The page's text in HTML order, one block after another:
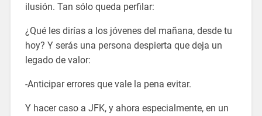
ilusión. Tan sólo queda perfilar:
¿Qué les dirías a los jóvenes del mañana, desde tu
hoy? Y serás una persona despierta que deja un
legado de valor:
-Anticipar errores que vale la pena evitar.
Y hacer caso a JFK, y ahora especialmente, en un